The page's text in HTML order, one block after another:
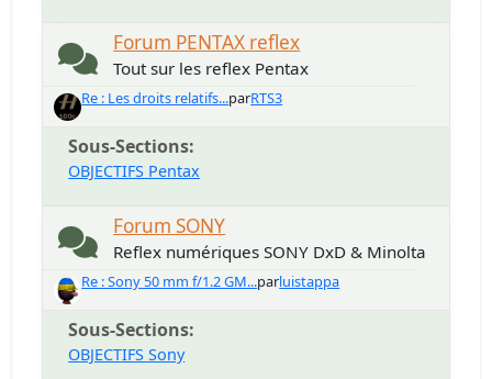
Forum PENTAX reflex
Tout sur les reflex Pentax
Re : Les droits relatifs...parRTS3
Sous-Sections
OBJECTIFS Pentax
Forum SONY
Reflex numériques SONY DxD & Minolta
Re : Sony 50 mm f/1.2 GM...parluistappa
Sous-Sections
OBJECTIFS Sony